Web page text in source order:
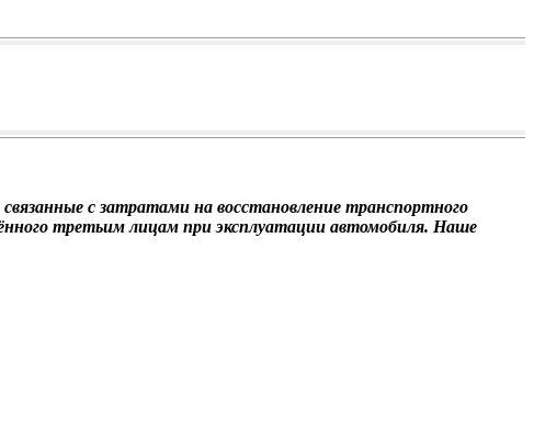
с затратами на восстановление транспортного
третьим лицам при эксплуатации автомобиля. Наше